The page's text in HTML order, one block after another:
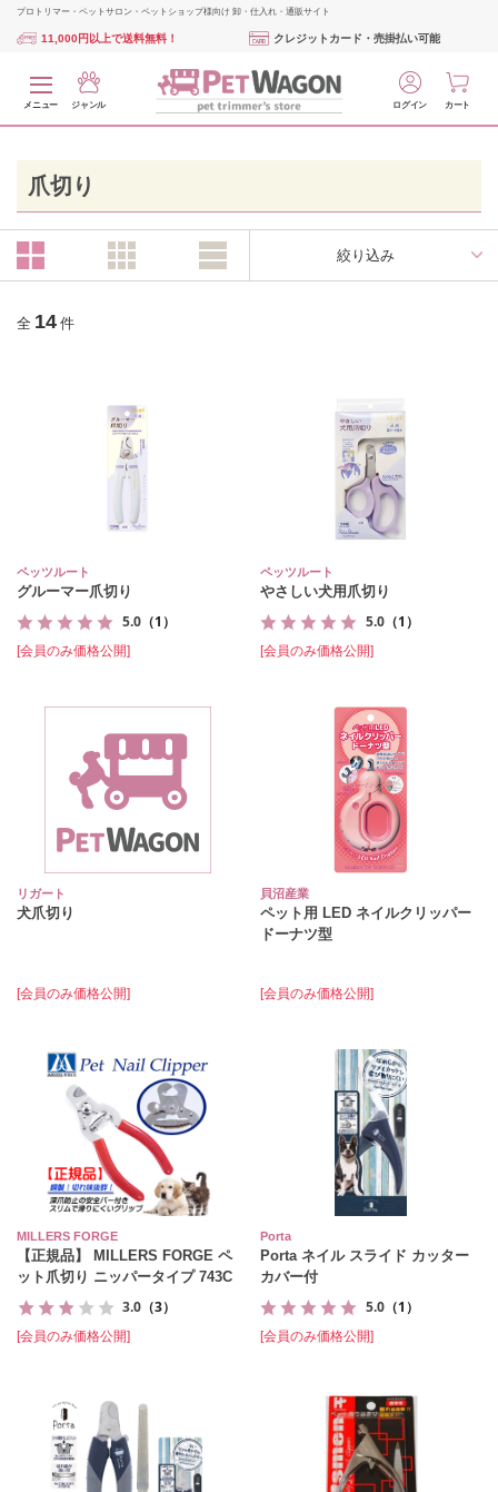
プロトリマー・ペットサロン・ペットショップ様向け 卸・仕入れ・通販サイト
11,000円以上で送料無料！ クレジットカード・売掛払い可能
メニュー ジャンル ログイン カート
爪切り
絞り込み
全 14 件
ペッツルート
グルーマー爪切り
5.0 （1）
[会員のみ価格公開]
ペッツルート
やさしい犬用爪切り
5.0 （1）
[会員のみ価格公開]
リガート
犬爪切り
[会員のみ価格公開]
貝沼産業
ペット用 LED ネイルクリッパー
ドーナツ型
[会員のみ価格公開]
MILLERS FORGE
【正規品】 MILLERS FORGE ペ
ット爪切り ニッパータイプ 743C
3.0 （3）
[会員のみ価格公開]
Porta
Porta ネイル スライド カッター
カバー付
5.0 （1）
[会員のみ価格公開]